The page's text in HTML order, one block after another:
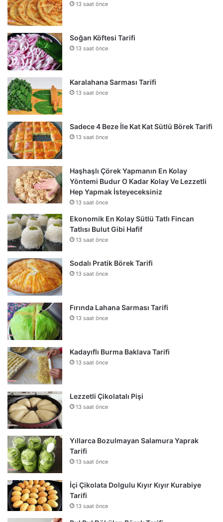
13 saat önce
Soğan Köftesi Tarifi
13 saat önce
Karalahana Sarması Tarifi
13 saat önce
Sadece 4 Beze İle Kat Kat Sütlü Börek Tarifi
13 saat önce
Haşhaşlı Çörek Yapmanın En Kolay
Yöntemi Budur O Kadar Kolay Ve Lezzetli
Hep Yapmak İsteyeceksiniz
13 saat önce
Ekonomik En Kolay Sütlü Tatlı Fincan
Tatlısı Bulut Gibi Hafif
13 saat önce
Sodalı Pratik Börek Tarifi
13 saat önce
Fırında Lahana Sarması Tarifi
13 saat önce
Kadayıflı Burma Baklava Tarifi
13 saat önce
Lezzetli Çikolatalı Pişi
13 saat önce
Yıllarca Bozulmayan Salamura Yaprak
Tarifi
13 saat önce
İçi Çikolata Dolgulu Kıyır Kıyır Kurabiye
Tarifi
13 saat önce